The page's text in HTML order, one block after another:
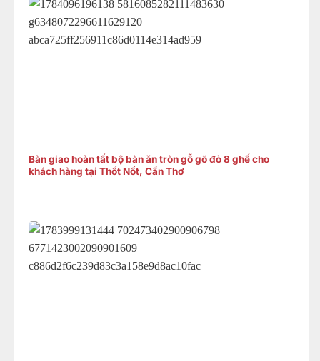
Bàn giao hoàn tất bộ bàn ăn tròn gỗ gõ đỏ 8 ghế cho
khách hàng tại Thốt Nốt, Cần Thơ